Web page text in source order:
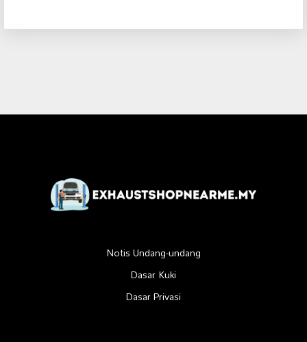
Notis Undang-undang
Dasar Kuki
Dasar Privasi